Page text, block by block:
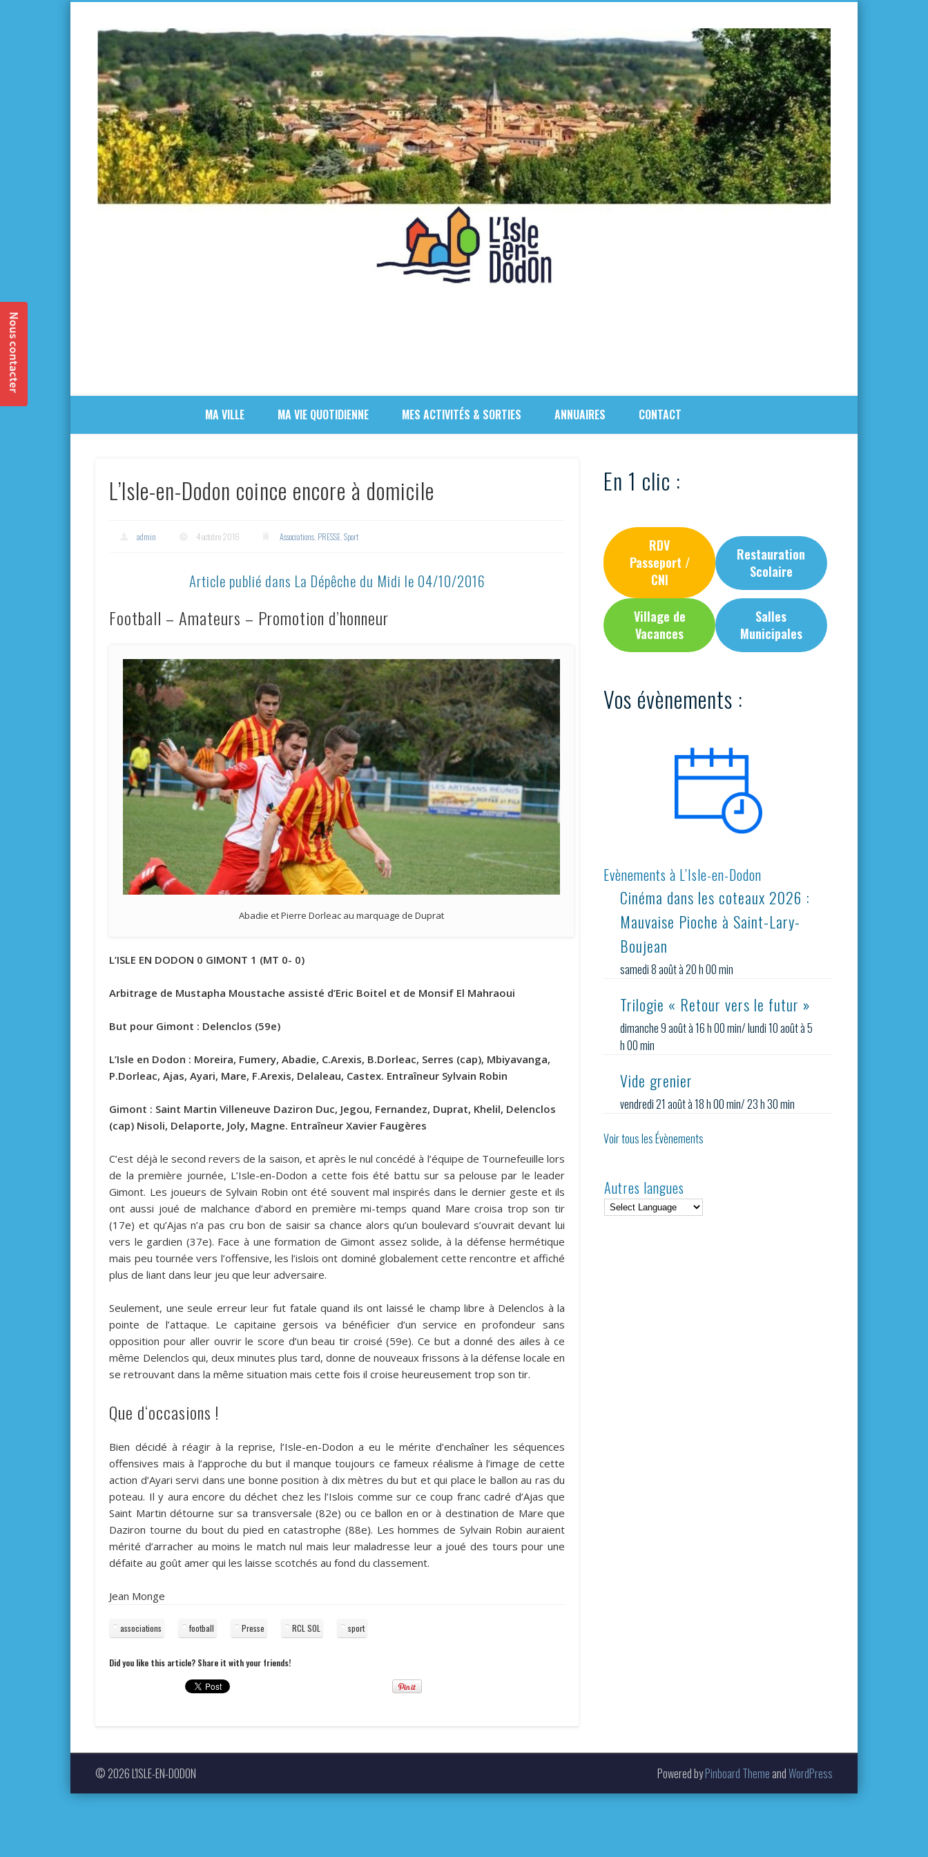
MA VILLE MA VIE QUOTIDIENNE MES ACTIVITÉS & SORTIES ANNUAIRES CONTACT
L’Isle-en-Dodon coince encore à domicile
admin 4 octobre 2016 Associations PRESSE ,Sport
Article publié dans La Dépêche du Midi le 04/10/2016
Football – Amateurs – Promotion d’honneur
Abadie et Pierre Dorleac au marquage de Duprat
L’ISLE EN DODON 0 GIMONT 1 (MT 0- 0)
Arbitrage de Mustapha Moustache assisté d’Eric Boitel et de Monsif El Mahraoui
But pour Gimont : Delenclos (59e)
L’Isle en Dodon : Moreira, Fumery, Abadie, C.Arexis, B.Dorleac, Serres (cap), Mbiyavanga,
P.Dorleac, Ajas, Ayari, Mare, F.Arexis, Delaleau, Castex. Entraîneur Sylvain Robin
Gimont : Saint Martin Villeneuve Daziron Duc, Jegou, Fernandez, Duprat, Khelil, Delenclos
(cap) Nisoli, Delaporte, Joly, Magne. Entraîneur Xavier Faugères
C’est déjà le second revers de la saison, et après le nul concédé à l’équipe de Tournefeuille lors
de la première journée, L’Isle-en-Dodon a cette fois été battu sur sa pelouse par le leader
Gimont. Les joueurs de Sylvain Robin ont été souvent mal inspirés dans le dernier geste et ils
ont aussi joué de malchance d’abord en première mi-temps quand Mare croisa trop son tir
(17e) et qu’Ajas n’a pas cru bon de saisir sa chance alors qu’un boulevard s’ouvrait devant lui
vers le gardien (37e). Face à une formation de Gimont assez solide, à la défense hermétique
mais peu tournée vers l’offensive, les l’islois ont dominé globalement cette rencontre et affiché
plus de liant dans leur jeu que leur adversaire.
Seulement, une seule erreur leur fut fatale quand ils ont laissé le champ libre à Delenclos à la
pointe de l’attaque. Le capitaine gersois va bénéficier d’un service en profondeur sans
opposition pour aller ouvrir le score d’un beau tir croisé (59e). Ce but a donné des ailes à ce
même Delenclos qui, deux minutes plus tard, donne de nouveaux frissons à la défense locale en
se retrouvant dans la même situation mais cette fois il croise heureusement trop son tir.
Que d‘occasions !
Bien décidé à réagir à la reprise, l’Isle-en-Dodon a eu le mérite d’enchaîner les séquences
offensives mais à l’approche du but il manque toujours ce fameux réalisme à l’image de cette
action d’Ayari servi dans une bonne position à dix mètres du but et qui place le ballon au ras du
poteau. Il y aura encore du déchet chez les l’Islois comme sur ce coup franc cadré d’Ajas que
Saint Martin détourne sur sa transversale (82e) ou ce ballon en or à destination de Mare que
Daziron tourne du bout du pied en catastrophe (88e). Les hommes de Sylvain Robin auraient
mérité d’arracher au moins le match nul mais leur maladresse leur a joué des tours pour une
défaite au goût amer qui les laisse scotchés au fond du classement.
Jean Monge
associations football Presse RCL SOL sport
Did you like this article? Share it with your friends!
En 1 clic :
RDV
Passeport /
CNI
Restauration
Scolaire
Village de
Vacances
Salles
Municipales
Vos évènements :
Evènements à L’Isle-en-Dodon
Cinéma dans les coteaux 2026 :
Mauvaise Pioche à Saint-Lary-
Boujean
samedi 8 août à 20 h 00 min
Trilogie « Retour vers le futur »
dimanche 9 août à 16 h 00 min/lundi 10 août à 5
h 00 min
Vide grenier
vendredi 21 août à 18 h 00 min/23 h 30 min
Voir tous les Évènements
Autres langues
© 2026 L'ISLE-EN-DODON Powered byPinboard Theme andWordPress